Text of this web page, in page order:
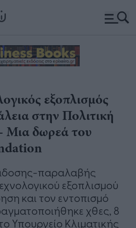
εξοπλισμός
στην Πολιτική
Μια δωρεά του
παραλαβής
εξοπλισμού
και τον εντοπισμό
χθες, 8
Υπουργείο Κλιματικής